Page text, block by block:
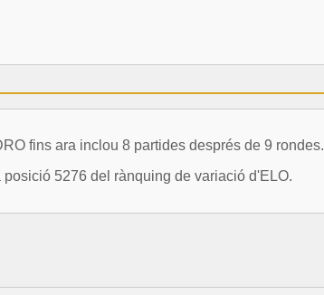
fins ara inclou 8 partides després de 9 rondes.
5276 del rànquing de variació d'ELO.